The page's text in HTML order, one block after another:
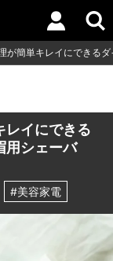
が簡単キレイにできる
レイにできる
用シェーバ
#美容家電